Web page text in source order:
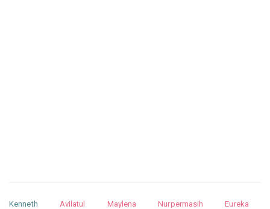
Kenneth Avilatul Maylena Nurpermasih
Eureka